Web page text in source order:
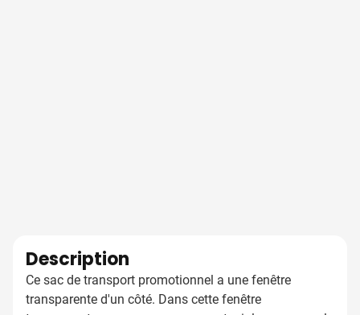
Description
Ce sac de transport promotionnel a une fenêtre
transparente d'un côté. Dans cette fenêtre